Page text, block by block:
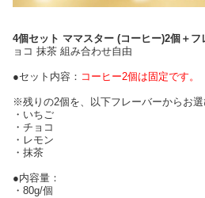
4個セット ママスター (コーヒー)2個＋フ
ョコ 抹茶 組み合わせ自由
●セット内容： コーヒー2個は固定です。
※残りの2個を、以下フレーバーからお選
・いちご
・チョコ
・レモン
・抹茶
●内容量：
・80g/個